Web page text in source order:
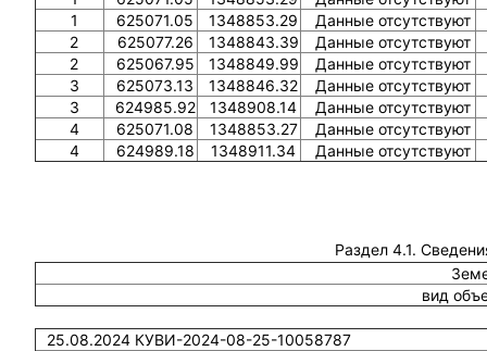
1
625071.05 1348853.29
Данные отсутствуют
2
625077.26 1348843.39
Данные отсутствуют
2
625067.95 1348849.99
Данные отсутствуют
3
625073.13 1348846.32
Данные отсутствуют
3
624985.92 1348908.14
Данные отсутствуют
4
625071.08 1348853.27
Данные отсутствуют
4
624989.18 1348911.34 Данные отсутствуют
Раздел 4.1.
вид
25.08.2024 КУВИ-2024-08-25-10058787